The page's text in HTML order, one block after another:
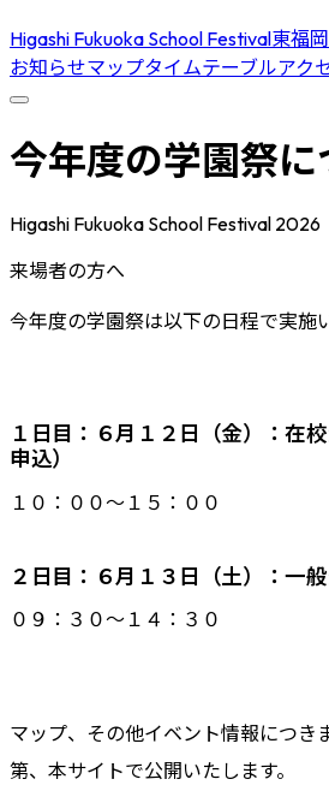
Higashi Fukuoka School Festival東福
お知らせマップタイムテーブルアク
今年度の学園祭に
Higashi Fukuoka School Festival 2026
来場者の方へ
今年度の学園祭は以下の日程で実施
１日目：６月１２日（金）：在
申込）
１０：００～１５：００
２日目：６月１３日（土）：一
０９：３０～１４：３０
マップ、その他イベント情報につき
第、本サイトで公開いたします。